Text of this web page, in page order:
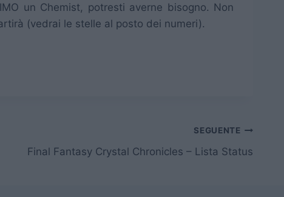
un Chemist, potresti averne bisogno. Non
(vedrai le stelle al posto dei numeri).
SEGUENTE
Final Fantasy Crystal Chronicles – Lista Status